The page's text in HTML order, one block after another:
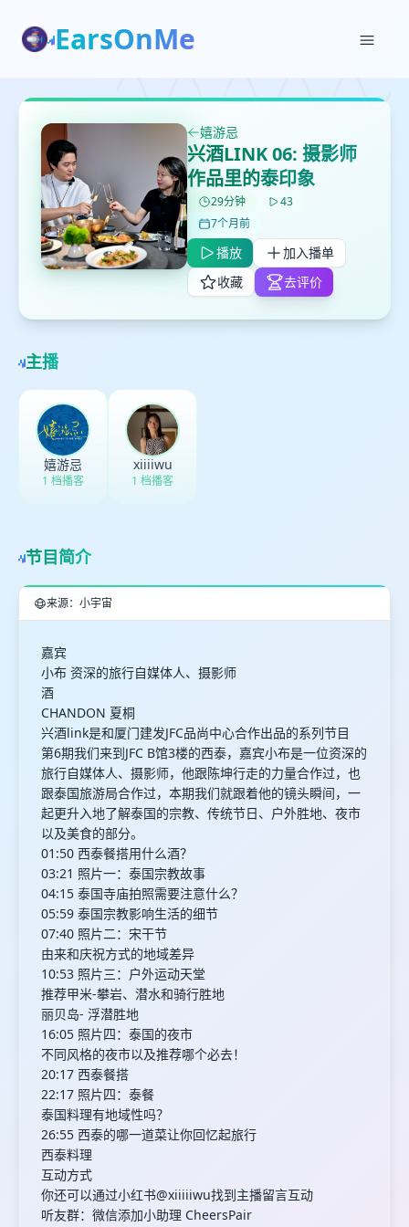
EarsOnMe
嬉游忌
兴酒LINK 06: 摄影师
作品里的泰印象
29分钟
43
7个月前
播放
加入播单
收藏
去评价
主播
嬉游忌
1 档播客
xiiiiwu
1 档播客
节目简介
来源：小宇宙
嘉宾
小布 资深的旅行自媒体人、摄影师
酒
CHANDON 夏桐
兴酒link是和厦门建发JFC品尚中心合作出品的系列节目
第6期我们来到JFC B馆3楼的西泰，嘉宾小布是一位资深的
旅行自媒体人、摄影师，他跟陈坤行走的力量合作过，也
跟泰国旅游局合作过，本期我们就跟着他的镜头瞬间，一
起更升入地了解泰国的宗教、传统节日、户外胜地、夜市
以及美食的部分。
01:50 西泰餐搭用什么酒？
03:21 照片一：泰国宗教故事
04:15 泰国寺庙拍照需要注意什么？
05:59 泰国宗教影响生活的细节
07:40 照片二：宋干节
由来和庆祝方式的地域差异
10:53 照片三：户外运动天堂
推荐甲米-攀岩、潜水和骑行胜地
丽贝岛- 浮潜胜地
16:05 照片四：泰国的夜市
不同风格的夜市以及推荐哪个必去！
20:17 西泰餐搭
22:17 照片四：泰餐
泰国料理有地域性吗？
26:55 西泰的哪一道菜让你回忆起旅行
西泰料理
互动方式
你还可以通过小红书@xiiiiiwu找到主播留言互动
听友群：微信添加小助理 CheersPair
✕
打分 ✕
删除确认
取消
✕